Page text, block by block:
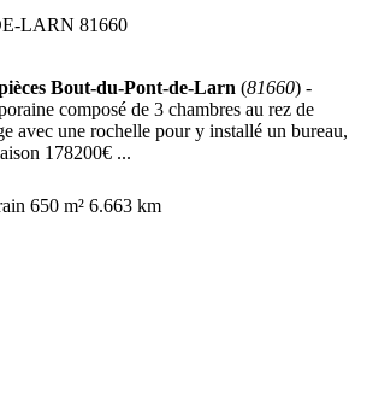
LARN 81660
Bout-du-Pont-de-Larn (81660) -
composé de 3 chambres au rez de
avec une rochelle pour y installé un bureau,
178200€ ...
650 m² 6.663 km